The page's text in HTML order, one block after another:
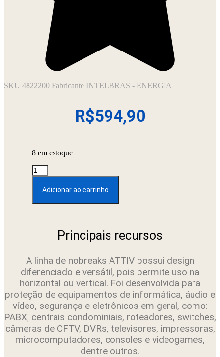
SKU 4822200 Fabricante INTELBRAS - ENERGIA
R$594,90
8 em estoque
NOBREAK
ATTIV
600VA
-
Adicionar ao carrinho
Principais recursos
A linha de nobreaks ATTIV possui design
diferenciado e versátil, pois permite uso na
horizontal ou vertical. Foi desenvolvida para
proteção de equipamentos de informática, áudio e
vídeo, segurança e eletrônicos em geral, como:
PABX, centrais condominiais, roteadores, switches,
câmeras de CFTV, DVRs, televisores, impressoras,
microcomputadores, consoles e videogames,
dentre outros.